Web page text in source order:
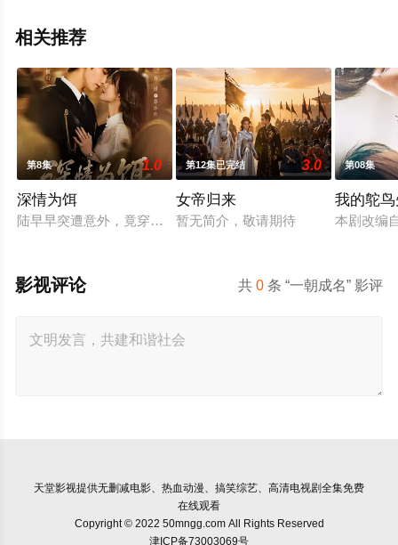
相关推荐
第8集 1.0
深情为饵
陆早早突遭意外，竟穿越成民国少夫人苏沐晚，醒来，却是丈
第12集已完结 3.0
女帝归来
暂无简介，敬请期待
第08集
我的鸵
本剧改编
共0 条 “一朝成名” 影评
影视评论
天堂影视提供无删减电影、热血动漫、搞笑综艺、高清电视剧全集免费
在线观看
Copyright © 2022 50mngg.com All Rights Reserved
津ICP备73003069号